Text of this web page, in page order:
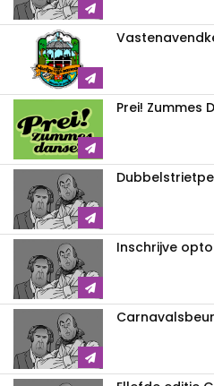
Prei! Zummes
Inschrijve